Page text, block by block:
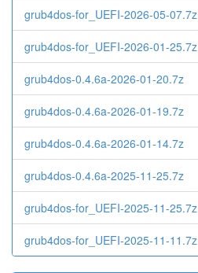
grub4dos-for_UEFI-2026-05-07.7z
grub4dos-for_UEFI-2026-01-25.7z
grub4dos-0.4.6a-2026-01-20.7z
grub4dos-0.4.6a-2026-01-19.7z
grub4dos-0.4.6a-2026-01-14.7z
grub4dos-0.4.6a-2025-11-25.7z
grub4dos-for_UEFI-2025-11-25.7z
grub4dos-for_UEFI-2025-11-11.7z